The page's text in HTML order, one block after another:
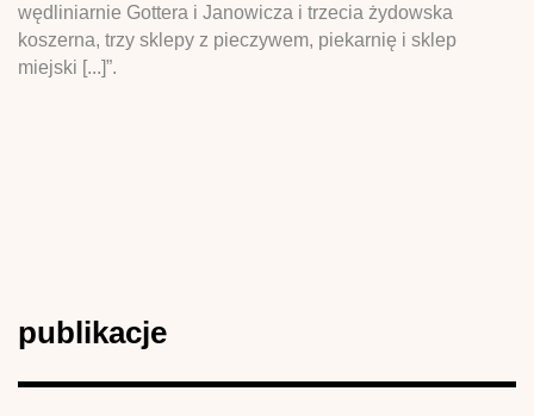
wędliniarnie Gottera i Janowicza i trzecia żydowska
koszerna, trzy sklepy z pieczywem, piekarnię i sklep
miejski [...]”.
publikacje